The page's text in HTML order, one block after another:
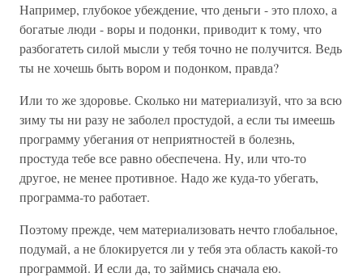
Например, глубокое убеждение, что деньги - это плохо, а
богатые люди - воры и подонки, приводит к тому, что
разбогатеть силой мысли у тебя точно не получится. Ведь
ты не хочешь быть вором и подонком, правда?
Или то же здоровье. Сколько ни материализуй, что за всю
зиму ты ни разу не заболел простудой, а если ты имеешь
программу убегания от неприятностей в болезнь,
простуда тебе все равно обеспечена. Ну, или что-то
другое, не менее противное. Надо же куда-то убегать,
программа-то работает.
Поэтому прежде, чем материализовать нечто глобальное,
подумай, а не блокируется ли у тебя эта область какой-то
программой. И если да, то займись сначала ею.